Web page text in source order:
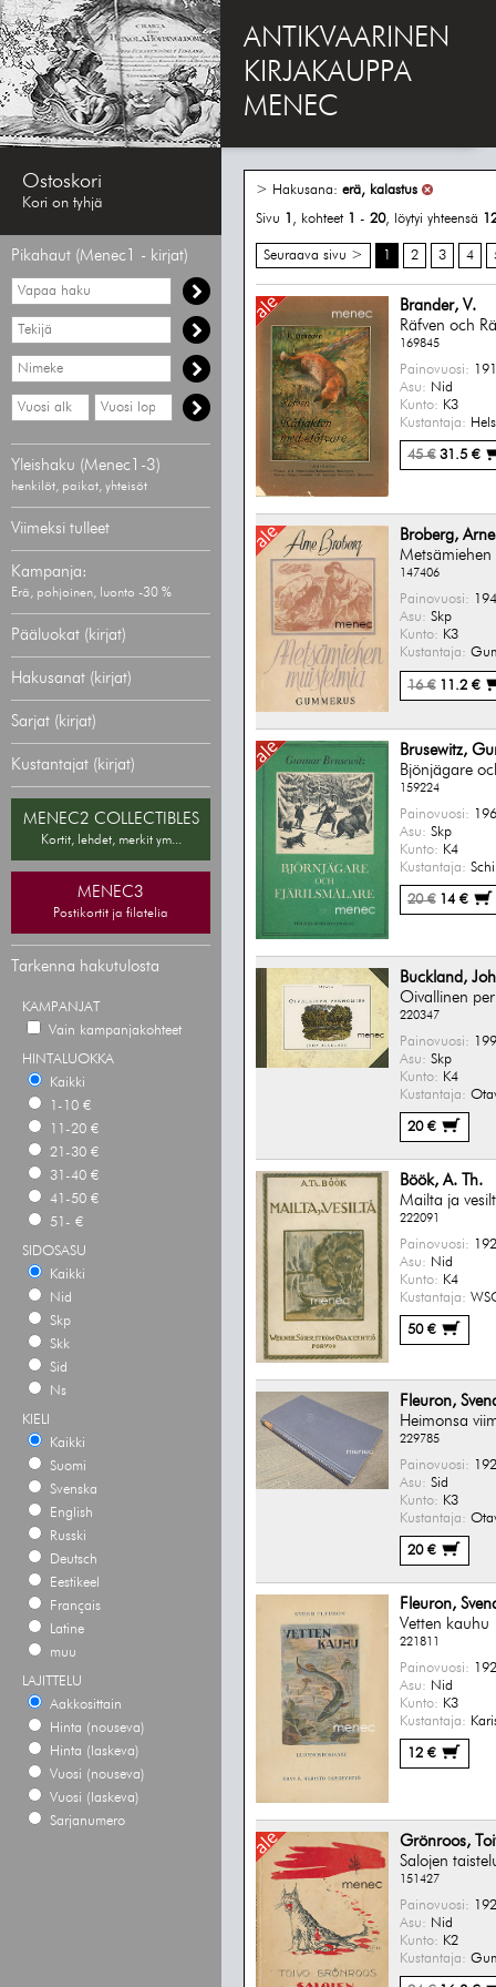
ANTIKVAARINEN
KIRJAKAUPPA
MENEC
Ostoskori
Kori on tyhjä
Pikahaut (Menec1 - kirjat)
Vapaa
haku
Hae
tekijää
Hae
nimekettä
Hae
vähimmäisvuosi
Hae
enimmäisvuosi
Yleishaku (Menec1-3)
henkilöt, paikat, yhteisöt
Viimeksi tulleet
Kampanja:
Erä, pohjoinen, luonto -30 %
Pääluokat (kirjat)
Hakusanat (kirjat)
Sarjat (kirjat)
Kustantajat (kirjat)
MENEC2 COLLECTIBLES
Kortit, lehdet, merkit ym...
MENEC3
Postikortit ja filatelia
Tarkenna hakutulosta
KAMPANJAT
Vain kampanjakohteet
HINTALUOKKA
Kaikki
1-10 €
11-20 €
21-30 €
31-40 €
41-50 €
51- €
SIDOSASU
Kaikki
Nid
Skp
Skk
Sid
Ns
KIELI
Kaikki
Suomi
Svenska
English
Russki
Deutsch
Eestikeel
Français
Latine
muu
LAJITTELU
Aakkosittain
Hinta (nouseva)
Hinta (laskeva)
Vuosi (nouseva)
Vuosi (laskeva)
Sarjanumero
> Hakusana: erä, kalastus
Sivu 1 , kohteet 1 - 20, löytyi yhteensä
Seuraava sivu > 1 2 3 4
Brander, V.
Räfven och
169845
Painovuosi:
Asu: Nid
Kunto: K3
Kustantaja:
45 €31.5 €
Broberg, Arne
Metsämiehen
147406
Painovuosi:
Asu: Skp
Kunto: K3
Kustantaja:
16 €11.2 €
Brusewitz,
Bjönjägare
159224
Painovuosi:
Asu: Skp
Kunto: K4
Kustantaja:
20 €14 €
Buckland,
Oivallinen
220347
Painovuosi:
Asu: Skp
Kunto: K4
Kustantaja:
20 €
Böök, A. Th.
Mailta ja
222091
Painovuosi:
Asu: Nid
Kunto: K4
Kustantaja:
50 €
Fleuron,
Heimonsa
229785
Painovuosi:
Asu: Sid
Kunto: K3
Kustantaja:
20 €
Fleuron,
Vetten kauhu
221811
Painovuosi:
Asu: Nid
Kunto: K3
Kustantaja:
12 €
Grönroos,
Salojen
151427
Painovuosi:
Asu: Nid
Kunto: K2
Kustantaja: